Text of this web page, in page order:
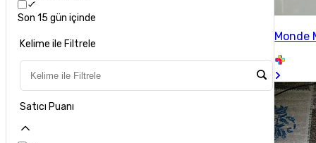
Son 15 gün içinde
Kelime ile Filtrele
Satıcı Puanı
Monde